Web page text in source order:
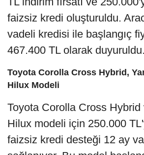
faizsiz kredi oluşturuldu.
vadeli kredisi ile başlangıç
467.400 TL olarak duyuruldu.
Toyota Corolla Cross Hybrid,
Hilux Modeli
Toyota Corolla Cross
Hilux modeli için 250.000
faizsiz kredi desteği 12 ay